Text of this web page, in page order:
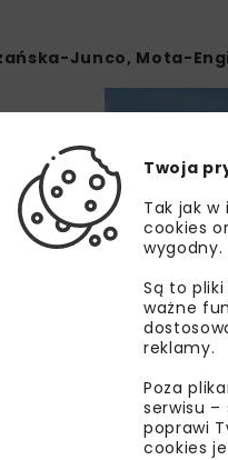
Junco, Mota-
Twoja
Tak jak
cookies
wygodny.
Są to
ważne
reklamy.
Poza
serwisu –
poprawi
cookies